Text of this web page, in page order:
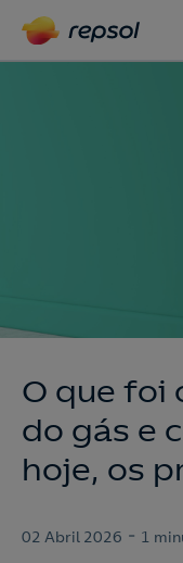
O que foi
do gás e
hoje, os
02 Abril 2026 - 1